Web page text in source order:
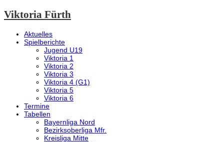
Viktoria Fürth
Aktuelles
Spielberichte
Jugend U19
Viktoria 1
Viktoria 2
Viktoria 3
Viktoria 4 (G1)
Viktoria 5
Viktoria 6
Termine
Tabellen
Bayernliga Nord
Bezirksoberliga Mfr.
Kreisliga Mitte